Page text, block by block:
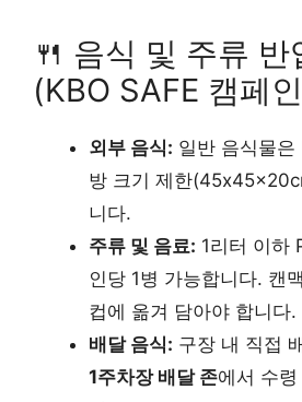
🍴 음식 및 주류 반
(KBO SAFE 캠페
외부 음식: 일반 음식물
방 크기 제한
니다.
주류 및 음료: 1리터 이하
인당 1병 가능합니다. 캔
컵에 옮겨 담아야 합니다.
배달 음식: 구장 내 직접
1주차장 배달 존에서 수